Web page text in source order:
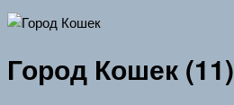
Город Кошек (11)